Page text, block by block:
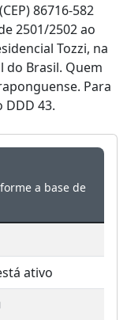
86716-582
2501/2502 ao
Tozzi, na
do Brasil. Quem
Para
43.
a base de
ativo